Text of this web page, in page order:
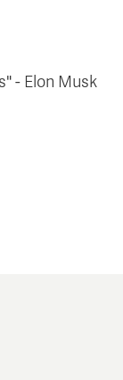
- Elon Musk